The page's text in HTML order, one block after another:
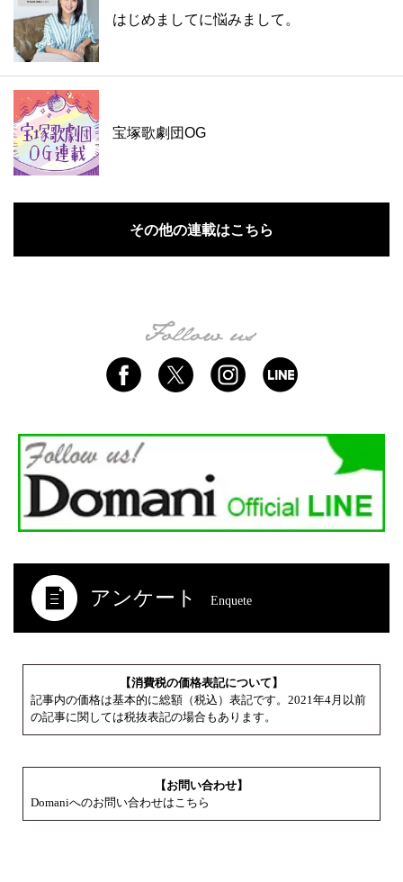
はじめましてに悩みまして。
宝塚歌劇団OG
その他の連載はこちら
アンケート Enquete
【消費税の価格表記について】
記事内の価格は基本的に総額（税込）表記です。2021年4月以前
の記事に関しては税抜表記の場合もあります。
【お問い合わせ】
Domaniへのお問い合わせはこちら